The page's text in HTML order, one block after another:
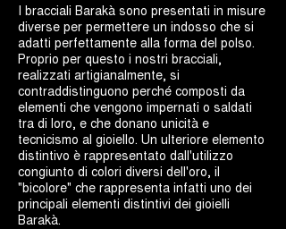
I bracciali Barakà sono presentati in misure
diverse per permettere un indosso che si
adatti perfettamente alla forma del polso.
Proprio per questo i nostri bracciali,
realizzati artigianalmente, si
contraddistinguono perché composti da
elementi che vengono impernati o saldati
tra di loro, e che donano unicità e
tecnicismo al gioiello. Un ulteriore elemento
distintivo è rappresentato dall'utilizzo
congiunto di colori diversi dell'oro, il
"bicolore" che rappresenta infatti uno dei
principali elementi distintivi dei gioielli
Barakà.